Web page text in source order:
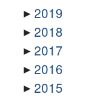
2019
2018
2017
2016
2015